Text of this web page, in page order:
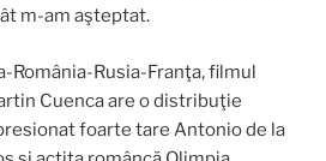
m-am aşteptat.
România-Rusia-Franţa, filmul
Cuenca are o distribuţie
foarte tare Antonio de la